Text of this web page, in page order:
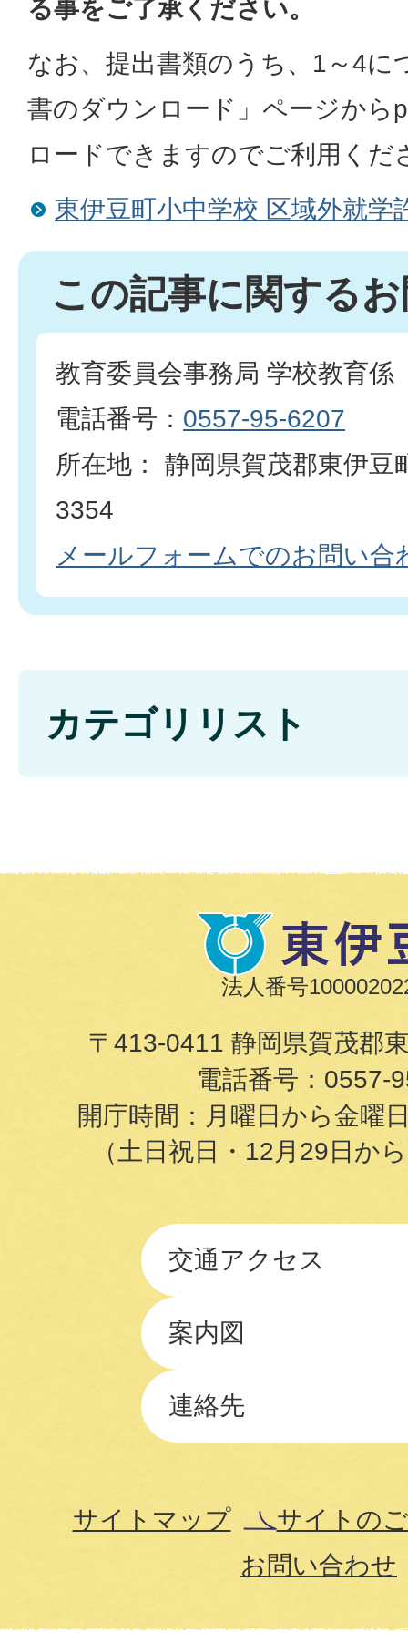
る事をご了承ください。
なお、提出書類のうち、1～4に
書のダウンロード」ページから
ロードできますのでご利用くだ
東伊豆町小中学校 区域外就学
この記事に関する
教育委員会事務局 学校教育係
電話番号： 0557-95-6207
所在地： 静岡県賀茂郡東伊豆
3354
メールフォームでのお問い合
カテゴリリスト
法人番号
〒413-0411 静岡県賀茂郡
電話番号： 0557-
開庁時間：月曜日から金曜
（土日祝日・12月29日か
交通アクセス
案内図
連絡先
サイトマップ
サイトの
お問い合わせ